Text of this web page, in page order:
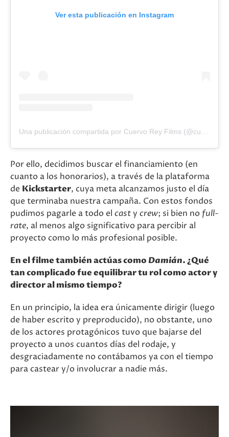
Ver esta publicación en Instagram
Por ello, decidimos buscar el financiamiento (en
cuanto a los honorarios), a través de la plataforma
de Kickstarter, cuya meta alcanzamos justo el día
que terminaba nuestra campaña. Con estos fondos
pudimos pagarle a todo el casty crew; si bien nofull-
rate, al menos algo significativo para percibir al
proyecto como lo más profesional posible.
En el filme también actúas como Damián. ¿Qué
tan complicado fue equilibrar tu rol como actor y
director al mismo tiempo?
En un principio, la idea era únicamente dirigir (luego
de haber escrito y preproducido), no obstante, uno
de los actores protagónicos tuvo que bajarse del
proyecto a unos cuantos días del rodaje, y
desgraciadamente no contábamos ya con el tiempo
para castear y/o involucrar a nadie más.